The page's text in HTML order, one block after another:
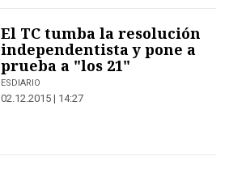
El TC tumba la resolución
independentista y pone a
prueba a "los 21"
ESDIARIO
02.12.2015 | 14:27